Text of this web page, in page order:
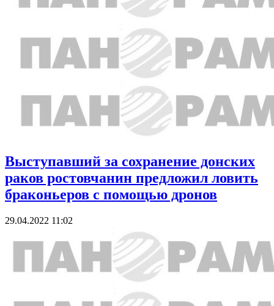
Выступавший за сохранение донских
раков ростовчанин предложил ловить
браконьеров с помощью дронов
29.04.2022 11:02